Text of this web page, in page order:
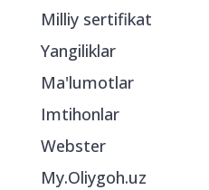
Milliy sertifikat
Yangiliklar
Ma'lumotlar
Imtihonlar
Webster
My.Oliygoh.uz